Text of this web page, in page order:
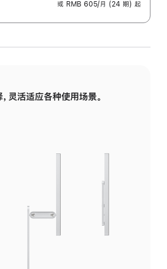
或 RMB 605/月 (24 期) 起
灵活适应各种使用场景。